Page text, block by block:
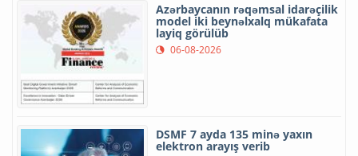
Azərbaycanın rəqəmsal idarəçilik
model iki beynəlxalq mükafata
layiq görülüb
06-08-2026
DSMF 7 ayda 135 minə yaxın
elektron arayış verib